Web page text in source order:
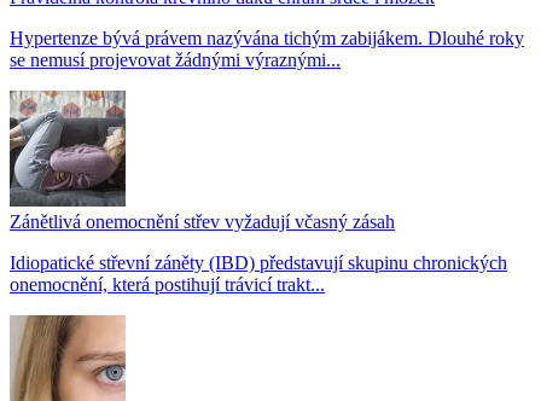
Hypertenze bývá právem nazývána tichým zabijákem. Dlouhé roky
se nemusí projevovat žádnými výraznými...
Zánětlivá onemocnění střev vyžadují včasný zásah
Idiopatické střevní záněty (IBD) představují skupinu chronických
onemocnění, která postihují trávicí trakt...